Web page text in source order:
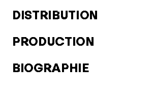
DISTRIBUTION
PRODUCTION
BIOGRAPHIE